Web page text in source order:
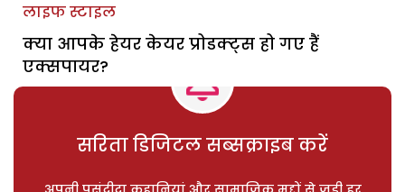
लाइफ स्टाइल
क्या आपके हेयर केयर प्रोडक्ट्स हो गए हैं
एक्सपायर?
सरिता डिजिटल सब्सक्राइब करें